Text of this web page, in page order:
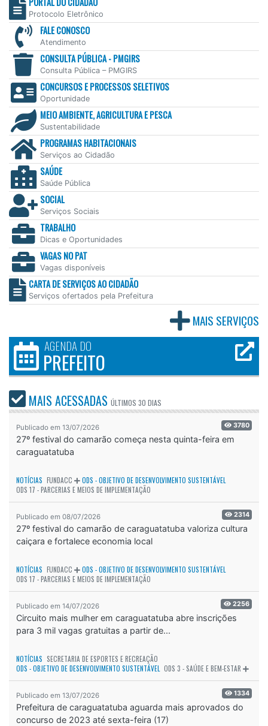
Protocolo Eletrônico
FALE CONOSCO
Atendimento
CONSULTA PÚBLICA - PMGIRS
Consulta Pública – PMGIRS
CONCURSOS E PROCESSOS SELETIVOS
Oportunidade
MEIO AMBIENTE, AGRICULTURA E PESCA
Sustentabilidade
PROGRAMAS HABITACIONAIS
Serviços ao Cidadão
SAÚDE
Saúde Pública
SOCIAL
Serviços Sociais
TRABALHO
Dicas e Oportunidades
VAGAS NO PAT
Vagas disponíveis
CARTA DE SERVIÇOS AO CIDADÃO
Serviços ofertados pela Prefeitura
MAIS SERVIÇOS
AGENDA DO
PREFEITO
MAIS ACESSADAS ÚLTIMOS 30 DIAS
Publicado em 13/07/2026 3780
27º festival do camarão começa nesta quinta-feira em
caraguatatuba
NOTÍCIAS FUNDACC
ODS - OBJETIVO DE DESENVOLVIMENTO SUSTENTÁVEL
ODS 17 - PARCERIAS E MEIOS DE IMPLEMENTAÇÃO
Publicado em 08/07/2026 2314
27º festival do camarão de caraguatatuba valoriza cultura
caiçara e fortalece economia local
NOTÍCIAS FUNDACC
ODS - OBJETIVO DE DESENVOLVIMENTO SUSTENTÁVEL
ODS 17 - PARCERIAS E MEIOS DE IMPLEMENTAÇÃO
Publicado em 14/07/2026 2256
Circuito mais mulher em caraguatatuba abre inscrições
para 3 mil vagas gratuitas a partir de...
NOTÍCIAS SECRETARIA DE ESPORTES E RECREAÇÃO
ODS - OBJETIVO DE DESENVOLVIMENTO SUSTENTÁVEL ODS 3 - SAÚDE E BEM-ESTAR
Publicado em 13/07/2026 1334
Prefeitura de caraguatatuba aguarda mais aprovados do
concurso de 2023 até sexta-feira (17)